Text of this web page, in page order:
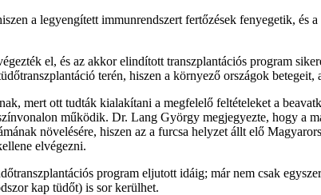
a legyengített immunrendszert fertőzések fenyegetik,
el, és az akkor elindított transzplantációs program
terén, hiszen a környező országok
mert ott tudták kialakítani a megfelelő feltételeket a
működik. Dr. Lang György megjegyezte, hogy a
növelésére, hiszen az a furcsa helyzet állt elő
elvégezni.
program eljutott idáig; már nem csak
kap tüdőt) is sor kerülhet.